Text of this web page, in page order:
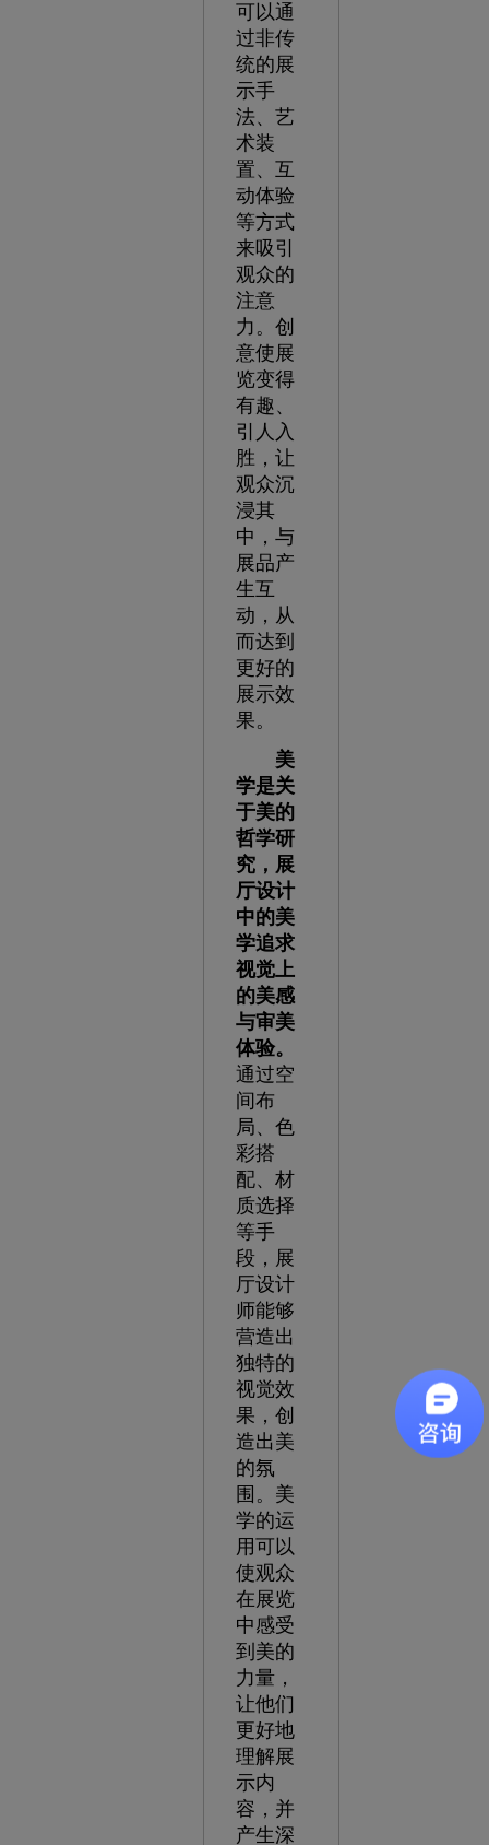
可以通
过非传
统的展
示手
法、艺
术装
置、互
动体验
等方式
来吸引
观众的
注意
力。创
意使展
览变得
有趣、
引人入
胜，让
观众沉
浸其
中，与
展品产
生互
动，从
而达到
更好的
展示效
果。
美
学是关
于美的
哲学研
究，展
厅设计
中的美
学追求
视觉上
的美感
与审美
体验。
通过空
间布
局、色
彩搭
配、材
质选择
等手
段，展
厅设计
师能够
营造出
独特的
视觉效
果，创
造出美
的氛
围。美
学的运
用可以
使观众
在展览
中感受
到美的
力量，
让他们
更好地
理解展
示内
容，并
产生深